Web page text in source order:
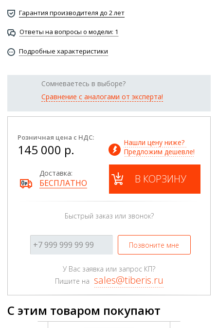
Гарантия производителя до 2 лет
Ответы на вопросы о модели: 1
Подробные характеристики
Сомневаетесь в выборе?
Сравнение с аналогами от эксперта!
Розничная цена с НДС:
145 000 р.
Нашли цену ниже?
Предложим дешевле!
Доставка:
БЕСПЛАТНО В КОРЗИНУ
Быстрый заказ или звонок?
Позвоните мне
У Вас заявка или запрос КП?
Пишите на sales@tiberis.ru
С этим товаром покупают